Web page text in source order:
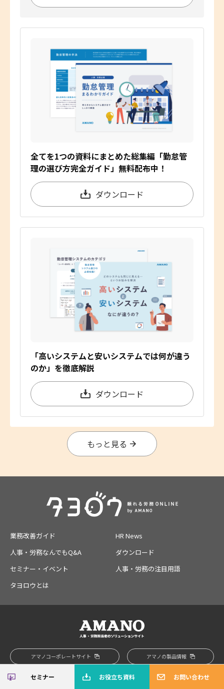
セミナー お役立ち資料 お問い合わせ
全てを1つの資料にまとめた総集編「勤怠管
理の選び方完全ガイド」無料配布中！
ダウンロード
「高いシステムと安いシステムでは何が違う
のか」を徹底解説
ダウンロード
もっと見る
業務改善ガイド
HR News
人事・労務なんでもQ&A
ダウンロード
セミナー・イベント
人事・労務の注目用語
タヨロウとは
アマノコーポレートサイト アマノの製品情報